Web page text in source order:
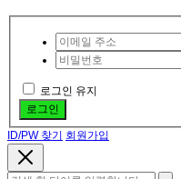
로그인 유지
로그인
ID/PW 찾기 회원가입